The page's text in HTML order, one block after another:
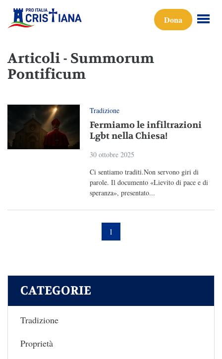
Dona
Articoli - Summorum
Pontificum
Tradizione
Fermiamo le infiltrazioni
Lgbt nella Chiesa!
30 ottobre 2025
Ci sentiamo traditi.Non servono giri di
parole. Il documento «Lievito di pace e di
speranza», presentato...
1
CATEGORIE
Tradizione
Proprietà